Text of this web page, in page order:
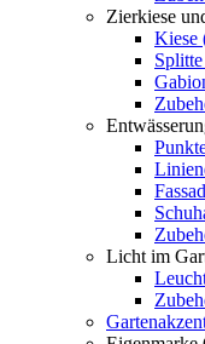
Zierkiese
Kiese
Licht im